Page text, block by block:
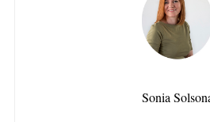
Sonia